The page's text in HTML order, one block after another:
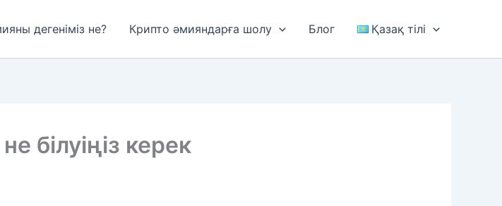
дегеніміз не? Крипто әмияндарға шолу Блог Қазақ тілі
білуіңіз керек